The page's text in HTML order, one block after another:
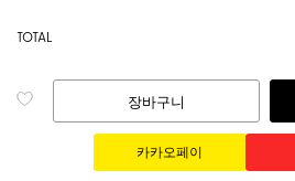
TOTAL
장바구니